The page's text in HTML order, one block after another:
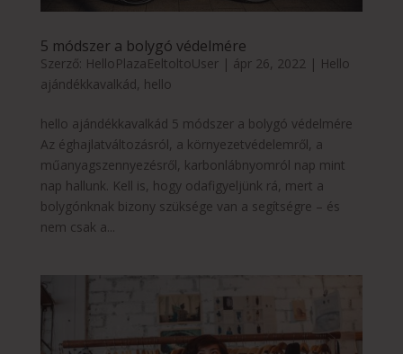
5 módszer a bolygó védelmére
Szerző: HelloPlazaEeltoltoUser| ápr 26, 2022 | Hello
ajándékkavalkád, hello
hello ajándékkavalkád 5 módszer a bolygó védelmére
Az éghajlatváltozásról, a környezetvédelemről, a
műanyagszennyezésről, karbonlábnyomról nap mint
nap hallunk. Kell is, hogy odafigyeljünk rá, mert a
bolygónknak bizony szüksége van a segítségre – és
nem csak a...